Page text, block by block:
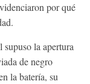
por qué
la apertura
de negro
la batería, su